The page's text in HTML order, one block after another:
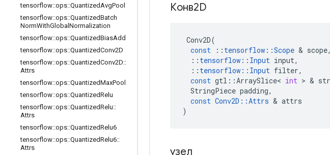
tensorflow::ops::QuantizedAvgPool
tensorflow::ops::QuantizedBatch
NormWithGlobal Normalization
tensorflow::ops::QuantizedBiasAdd
tensorflow::ops::QuantizedConv2D
tensorflow::ops::QuantizedConv2D::
Attrs
tensorflow::ops::QuantizedMaxPool
tensorflow::ops::QuantizedRelu
tensorflow::ops::QuantizedRelu::
Attrs
tensorflow::ops::QuantizedRelu6
tensorflow::ops::QuantizedRelu6::
Attrs
Конв2D
Conv2D(
const
:: tensorflow ::Scope & scope,
:: tensorflow :: Input input,
:: tensorflow :: Input filter,
const gtl ::ArraySlice< int > &
StringPiece padding,
const Conv2D ::Attrs & attrs
)
узел